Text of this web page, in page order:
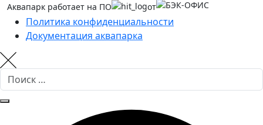
Аквапарк работает на ПО от
Политика конфиденциальности
Документация аквапарка